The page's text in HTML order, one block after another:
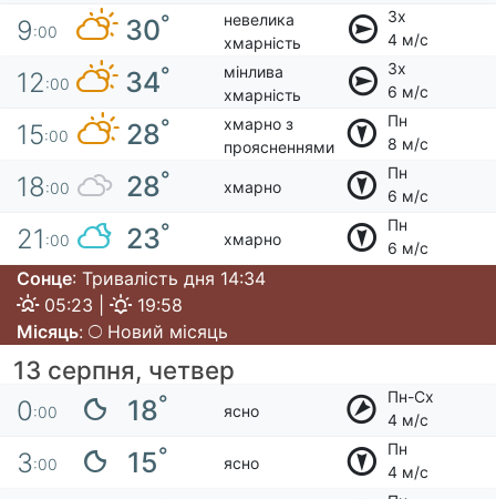
9:00 30°
невелика
хмарність
Зх
4 м/с
12:00 34°
мінлива
хмарність
Зх
6 м/с
15:00 28°
хмарно з
проясненнями
Пн
8 м/с
18:00 28° хмарно
Пн
6 м/с
21 :00 23° хмарно
Пн
6 м/с
Сонце: Тривалість дня 14:34
05:23 |
19:58
Місяць: Новий місяць
13 серпня, четвер
0:00 18° ясно
Пн-Сх
4 м/с
3:00 15° ясно
Пн
4 м/с